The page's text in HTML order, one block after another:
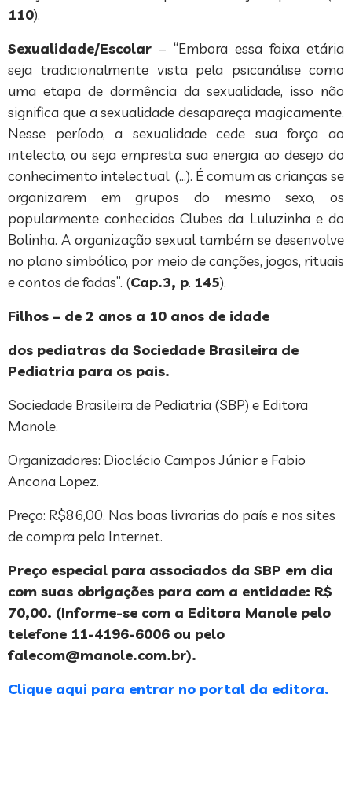
110).
Sexualidade/Escolar – “Embora essa faixa etária
seja tradicionalmente vista pela psicanálise como
uma etapa de dormência da sexualidade, isso não
significa que a sexualidade desapareça magicamente.
Nesse período, a sexualidade cede sua força ao
intelecto, ou seja empresta sua energia ao desejo do
conhecimento intelectual. (…). É comum as crianças se
organizarem em grupos do mesmo sexo, os
popularmente conhecidos Clubes da Luluzinha e do
Bolinha. A organização sexual também se desenvolve
no plano simbólico, por meio de canções, jogos, rituais
e contos de fadas”. (Cap.3, p. 145).
Filhos – de 2 anos a 10 anos de idade
dos pediatras da Sociedade Brasileira de
Pediatria para os pais.
Sociedade Brasileira de Pediatria (SBP) e Editora
Manole.
Organizadores: Dioclécio Campos Júnior e Fabio
Ancona Lopez.
Preço: R$86,00. Nas boas livrarias do país e nos sites
de compra pela Internet.
Preço especial para associados da SBP em dia
com suas obrigações para com a entidade: R$
70,00. (Informe-se com a Editora Manole pelo
telefone 11-4196-6006 ou pelo
falecom@manole.com.br).
Clique aqui para entrar no portal da editora.